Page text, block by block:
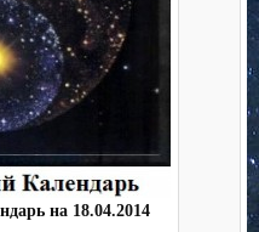
на 18.04.2014